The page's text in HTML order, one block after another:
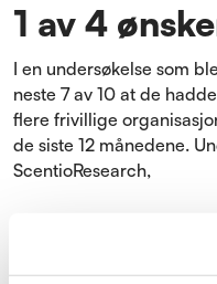
1 av 4
I en undersøkelse som
neste 7 av 10 at de
flere frivillige
de siste 12 månedene.
ScentioResearch,
organisasjoner (32
(31 %).